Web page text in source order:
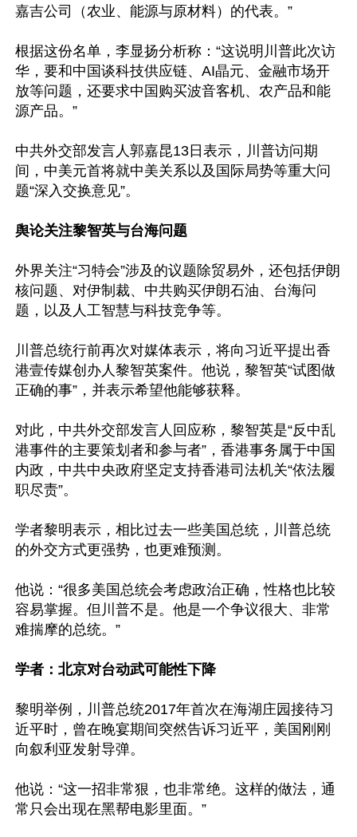
嘉吉公司（农业、能源与原材料）的代表。”
根据这份名单，李显扬分析称：“这说明川普此次访
华，要和中国谈科技供应链、AI晶元、金融市场开
放等问题，还要求中国购买波音客机、农产品和能
源产品。”
中共外交部发言人郭嘉昆13日表示，川普访问期
间，中美元首将就中美关系以及国际局势等重大问
题“深入交换意见”。
舆论关注黎智英与台海问题
外界关注“习特会”涉及的议题除贸易外，还包括伊朗
核问题、对伊制裁、中共购买伊朗石油、台海问
题，以及人工智慧与科技竞争等。
川普总统行前再次对媒体表示，将向习近平提出香
港壹传媒创办人黎智英案件。他说，黎智英“试图做
正确的事”，并表示希望他能够获释。
对此，中共外交部发言人回应称，黎智英是“反中乱
港事件的主要策划者和参与者”，香港事务属于中国
内政，中共中央政府坚定支持香港司法机关“依法履
职尽责”。
学者黎明表示，相比过去一些美国总统，川普总统
的外交方式更强势，也更难预测。
他说：“很多美国总统会考虑政治正确，性格也比较
容易掌握。但川普不是。他是一个争议很大、非常
难揣摩的总统。”
学者：北京对台动武可能性下降
黎明举例，川普总统2017年首次在海湖庄园接待习
近平时，曾在晚宴期间突然告诉习近平，美国刚刚
向叙利亚发射导弹。
他说：“这一招非常狠，也非常绝。这样的做法，通
常只会出现在黑帮电影里面。”